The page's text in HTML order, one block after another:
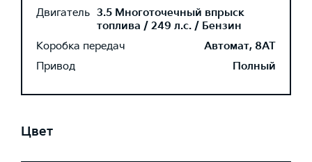
Двигатель 3.5 Многоточечный впрыск
топлива / 249 л.с. / Бензин
Коробка передач
Автомат, 8AT
Привод
Полный
Цвет